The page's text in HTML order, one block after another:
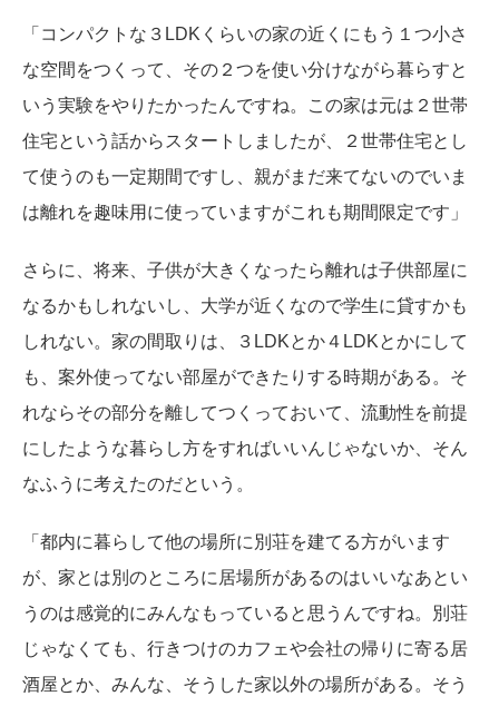
「コンパクトな３LDKくらいの家の近くにもう１つ小さ
な空間をつくって、その２つを使い分けながら暮らすと
いう実験をやりたかったんですね。この家は元は２世帯
住宅という話からスタートしましたが、２世帯住宅とし
て使うのも一定期間ですし、親がまだ来てないのでいま
は離れを趣味用に使っていますがこれも期間限定です」
さらに、将来、子供が大きくなったら離れは子供部屋に
なるかもしれないし、大学が近くなので学生に貸すかも
しれない。家の間取りは、３LDKとか４LDKとかにして
も、案外使ってない部屋ができたりする時期がある。そ
れならその部分を離してつくっておいて、流動性を前提
にしたような暮らし方をすればいいんじゃないか、そん
なふうに考えたのだという。
「都内に暮らして他の場所に別荘を建てる方がいます
が、家とは別のところに居場所があるのはいいなあとい
うのは感覚的にみんなもっていると思うんですね。別荘
じゃなくても、行きつけのカフェや会社の帰りに寄る居
酒屋とか、みんな、そうした家以外の場所がある。そう